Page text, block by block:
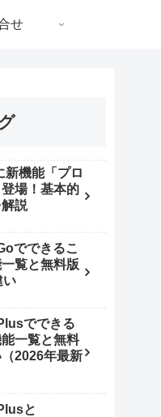
せ
新機能「プロ
場！基本的
説
でできるこ
覧と無料版
い
でできる
一覧と無料
2026年最新
と